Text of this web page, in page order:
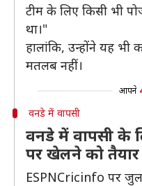
टीम के लिए किसी भी
था।"
हालांकि, उन्होंने यह
मतलब नहीं।
आपने
वनडे में वापसी
वनडे में वापसी के
पर खेलने को तैयार
ESPNCricinfo पर